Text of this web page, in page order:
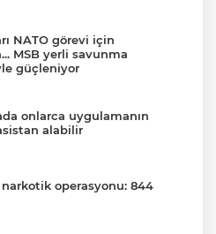
NATO görevi için
MSB yerli savunma
güçleniyor
onlarca uygulamanın
alabilir
narkotik operasyonu: 844